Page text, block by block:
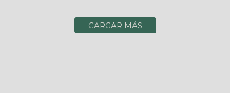
CARGAR MÁS